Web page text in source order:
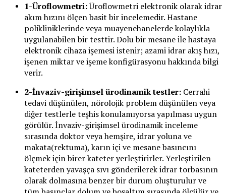
1-Üroflowmetri:Üroflowmetri elektronik olarak idrar
akım hızını ölçen basit bir incelemedir. Hastane
polikliniklerinde veya muayenehanelerde kolaylıkla
uygulanabilen bir testtir. Dolu bir mesane ile hastaya
elektronik cihaza işemesi istenir; azami idrar akış hızı,
işenen miktar ve işeme konfigürasyonu hakkında bilgi
verir.
2-İnvaziv-girişimsel ürodinamik testler: Cerrahi
tedavi düşünülen, nörolojik problem düşünülen veya
diğer testlerle teşhis konulamıyorsa yapılması uygun
görülür. İnvaziv-girişimsel ürodinamik inceleme
sırasında doktor veya hemşire, idrar yoluna ve
makata(rektuma), karın içi ve mesane basıncını
ölçmek için birer kateter yerleştirirler. Yerleştirilen
kateterden yavaşça sıvı gönderilerek idrar torbasının
olarak dolmasına benzer bir durum oluşturulur ve